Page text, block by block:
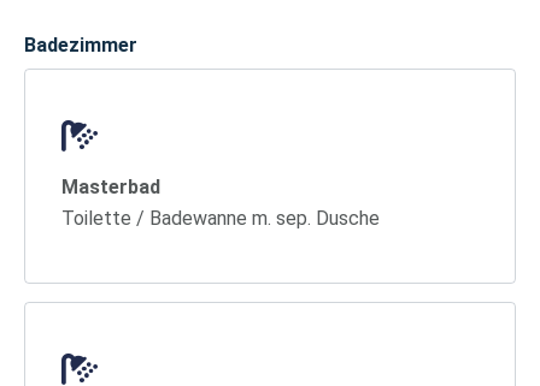
Badezimmer
Masterbad
Toilette / Badewanne m. sep. Dusche